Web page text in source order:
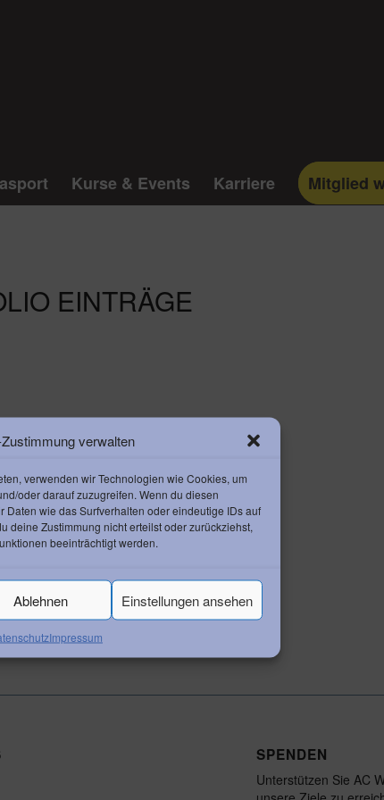
verwalten
verwenden wir Technologien wie Cookies, um
oder darauf zuzugreifen. Wenn du diesen
Daten wie das Surfverhalten oder eindeutige IDs auf
deine Zustimmung nicht erteilst oder zurückziehst,
beeinträchtigt werden.
Ablehnen Einstellungen ansehen
Impressum
Kurse & Events Karriere Mitglied
EINTRÄGE
SPENDEN
Unterstützen Sie AC